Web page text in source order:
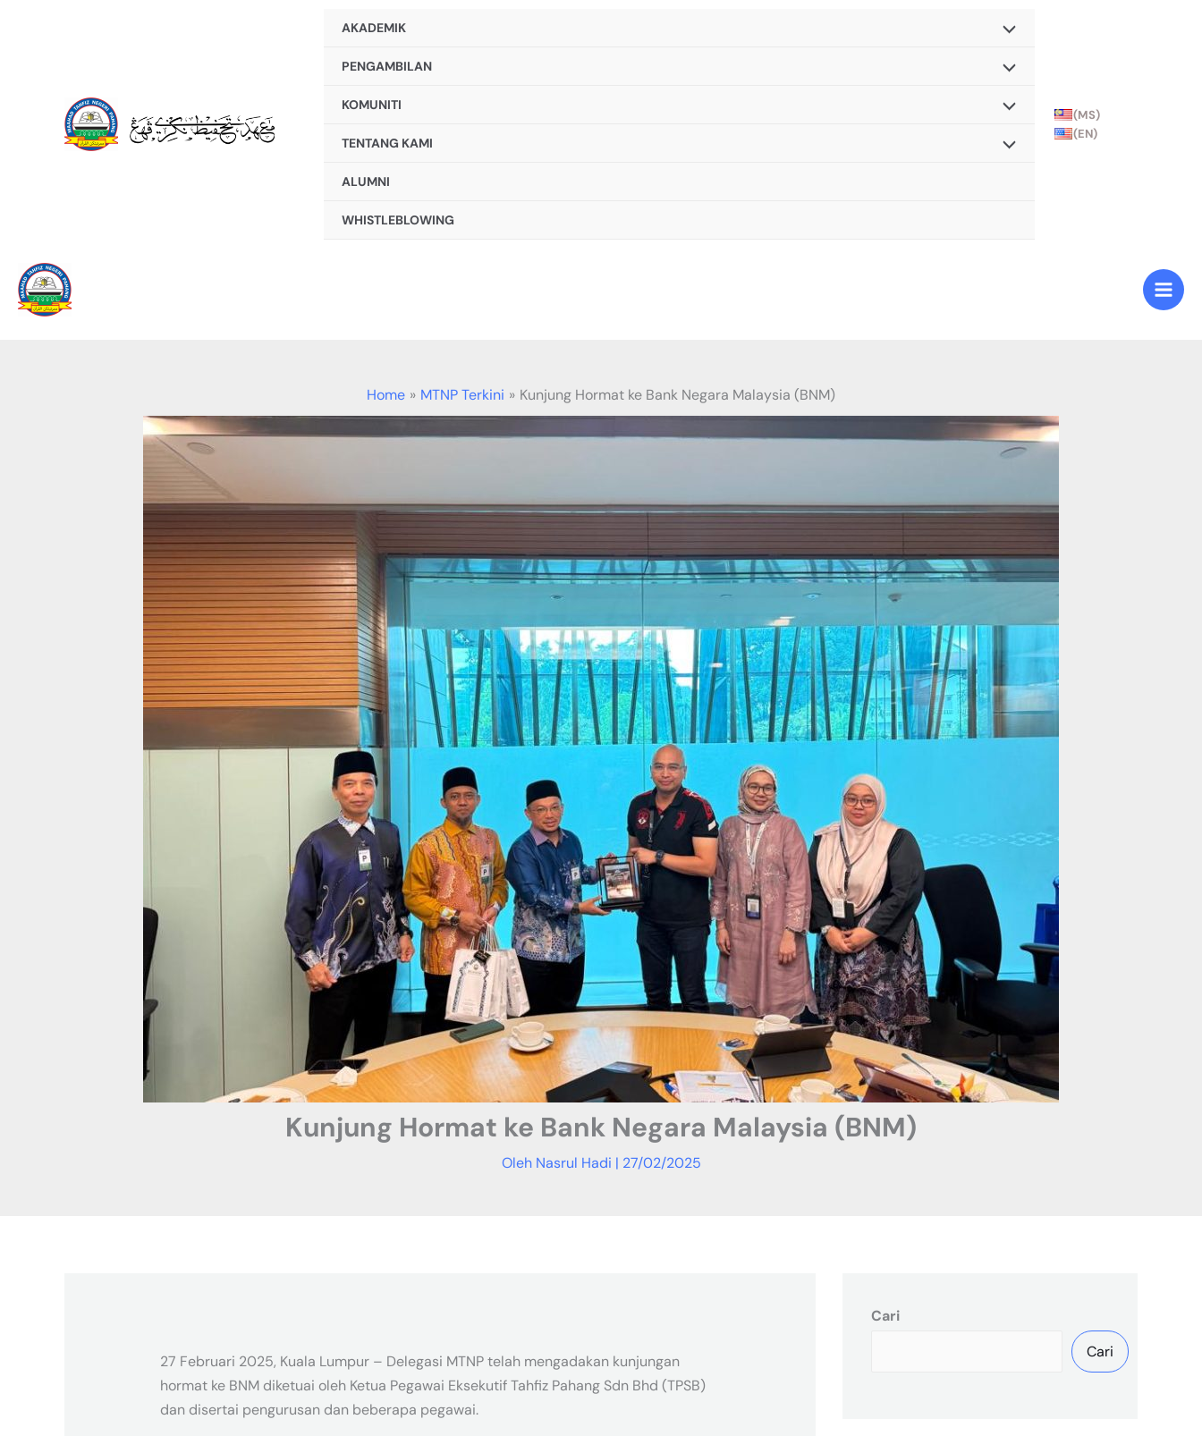
AKADEMIK
PENGAMBILAN
KOMUNITI
TENTANG KAMI
ALUMNI
WHISTLEBLOWING
(MS)
(EN)
Home MTNP Terkini Kunjung Hormat ke Bank Negara Malaysia (BNM)
Kunjung Hormat ke Bank Negara Malaysia (BNM)
Oleh Nasrul Hadi | 27/02/2025
27 Februari 2025, Kuala Lumpur – Delegasi MTNP telah mengadakan kunjungan
hormat ke BNM diketuai oleh Ketua Pegawai Eksekutif Tahfiz Pahang Sdn Bhd (TPSB)
dan disertai pengurusan dan beberapa pegawai.
Cari
Cari